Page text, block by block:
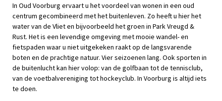
In Oud Voorburg ervaart u het voordeel van wonen in een oud
centrum gecombineerd met het buitenleven. Zo heeft u hier het
water van de Vliet en bijvoorbeeld het groen in Park Vreugd &
Rust. Het is een levendige omgeving met mooie wandel- en
fietspaden waar u niet uitgekeken raakt op de langsvarende
boten en de prachtige natuur. Vier seizoenen lang. Ook sporten in
de buitenlucht kan hier volop: van de golfbaan tot de tennisclub,
van de voetbalvereniging tot hockeyclub. In Voorburg is altijd iets
te doen.